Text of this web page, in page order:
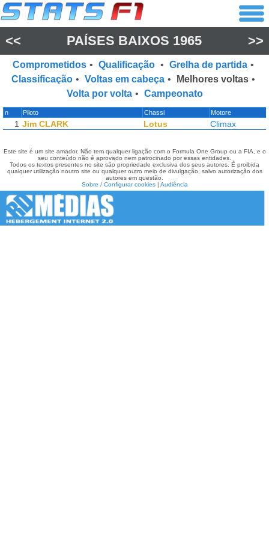
<< PAÍSES BAIXOS 1965 >>
Comprometidos • Qualificação • Grelha de partida •
Classificação • Voltas em cabeça • Melhores voltas •
Volta por volta • Campeonato
n Piloto Chassi Motore
1 Jim CLARK Lotus Climax
Este site é um site amador. Não tem qualquer ligação com o Formula One Group ou a FIA, e o
seu conteúdo não é aprovado nem patrocinado por essas entidades.
Todos os textos presentes no site são propriedade exclusiva dos seus autores. É proibida
qualquer utilização noutro site ou qualquer outro meio de divulgação, salvo autorização dos
autores em questão.
Sobre / Configurar cookies| Audiência